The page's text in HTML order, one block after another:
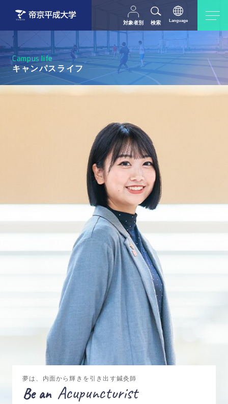
対象者別
受験生の方 在学生・教職員の方
父母等の方
検索 Language
日本語 English
Campus life
キャンパスライフ
夢は、内面から輝きを引き出す鍼灸師
Be an Acupuncturist